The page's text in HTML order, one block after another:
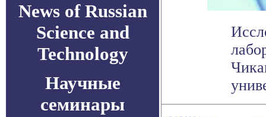
News of Russian
Science and
Technology
Научные
семинары